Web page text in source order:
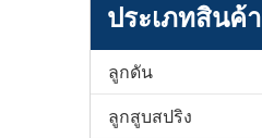
ประเภทสินค้า
ลูกดัน
ลูกสูบสปริง